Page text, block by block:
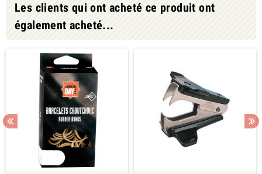
Les clients qui ont acheté ce produit ont
également acheté...